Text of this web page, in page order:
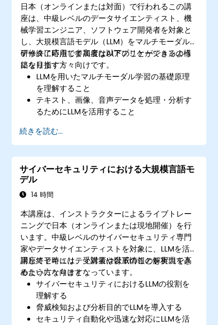
日本（オンラインまたは対面）で行われるこの講
座は、中級レベルのデータサイエンティスト、機
械学習エンジニア、ソフトウェア開発者を対象と
し、大規模言語モデル（LLM）をマルチモーダル
データに応用して高度なAIアプリケーションの構
築を目指す方々向けです。
研修終了時点で参加者は以下のことができるよう
になります：
LLMを用いたマルチモーダル学習の基礎原理
を理解すること
テキスト、画像、音声データを処理・分析す
るためにLLMを活用すること
アプリケーションを開発すること
マルチモーダルLLMシステムの性能を適切に
評価すること
続きを読む...
サイバーセキュリティにおける大規模言語モ
デル
14 時間
本講座は、インストラクターによるライブトレー
ニングで日本（オンラインまたは現地開催）を行
います。中級レベルのサイバーセキュリティ専門
家やデータサイエンティストを対象に、LLMを活
用してセキュリティ対策や脅威情報の解析力を高
めたい方々向けとなっています。
講座終了時には、受講者は以下のことを実現でき
るようになります：
サイバーセキュリティにおけるLLMの役割を
理解する
脅威検知および分析目的でLLMを導入する
セキュリティ自動化や迅速な対応にLLMを活